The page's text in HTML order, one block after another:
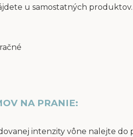
u samostatných produktov.
NA PRANIE:
intenzity vône nalejte do